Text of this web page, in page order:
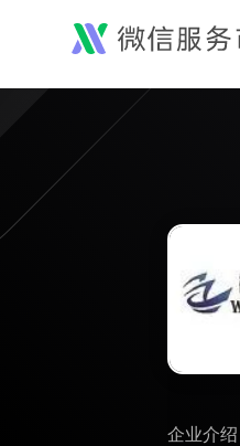
企业介绍